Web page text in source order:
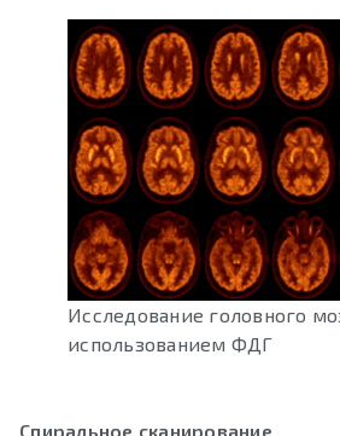
Исследование головного
использованием ФДГ
Спиральное сканирование